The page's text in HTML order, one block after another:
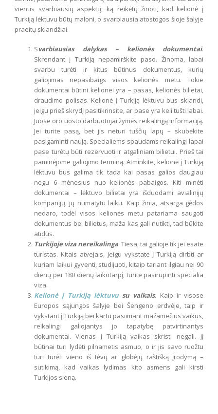
vienus svarbiausių aspektų, ką reikėtų žinoti, kad kelionė į
Turkiją lėktuvu būtų maloni, o svarbiausia atostogos šioje šalyje
praeitų sklandžiai.
Svarbiausias dalykas – kelionės dokumentai.
Skrendant į Turkiją nepamirškite paso. Žinoma, labai
svarbu turėti ir kitus būtinus dokumentus, kurių
galiojimas nepasibaigs visos kelionės metu. Tokie
dokumentai būtini kelionei yra – pasas, kelionės bilietai,
draudimo polisas. Kelionė į Turkiją lėktuvu bus sklandi,
jeigu prieš skrydį pasitikrinsite, ar pase yra keli tušti labai.
Juose oro uosto darbuotojai žymės reikalingą informaciją.
Jei turite pasą, bet jis neturi tuščių lapų – skubėkite
pasigaminti naują. Specialiems spaudams reikalingi lapai
pase turėtų būti rezervuoti ir atgaliniam bilietui. Prieš tai
paminėjome galiojimo terminą. Atminkite, kelionė į Turkiją
lėktuvu bus galima tik tada kai pasas galios daugiau
negu 6 mėnesius nuo kelionės pabaigos. Kiti minėti
dokumentai – lėktuvo bilietai yra išduodami avialinijų
kompanijų, jų numatytu laiku. Kaip žinia, atsarga gėdos
nedaro, todėl visos kelionės metu patariama saugoti
dokumentus bei bilietus, maža kas gali nutikti, tad būkite
atidūs.
Turkijoje viza nereikalinga. Tiesa, tai galioje tik jei esate
turistas. Kitais atvejais, jeigu vykstate į Turkiją dirbti ar
kuriam laikui gyventi, studijuoti, kitaip tariant ilgiau nei 90
dienų per 180 dienų laikotarpį, turite pasirūpinti specialia
viza.
Kelionė į Turkiją lėktuvusu vaikais. Kaip ir visose
Europos sąjungos šalyje bei Šengeno erdvėje, taip ir
vykstant į Turkiją bei kartu pasiimant mažamečius vaikus,
reikalingi galiojantys jo tapatybę patvirtinantys
dokumentai. Vienas į Turkiją vaikas skristi negali. Jį
būtinai turi lydėti pilnametis asmuo, o ir jis savo ruožtu
turi turėti vieno iš tėvų ar globėjų raštišką įrodymą –
sutikimą, kad vaikas lydimas kito asmens gali kirsti
Turkijos sieną.